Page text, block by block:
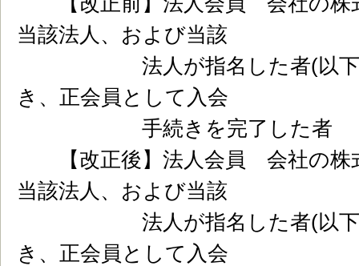
当該法人、および当該
法人が指名した者(以下｢記
き、正会員として入会
手続きを完了した者
【改正後】法人会員 会社の株
当該法人、および当該
法人が指名した者(以下｢記
き、正会員として入会